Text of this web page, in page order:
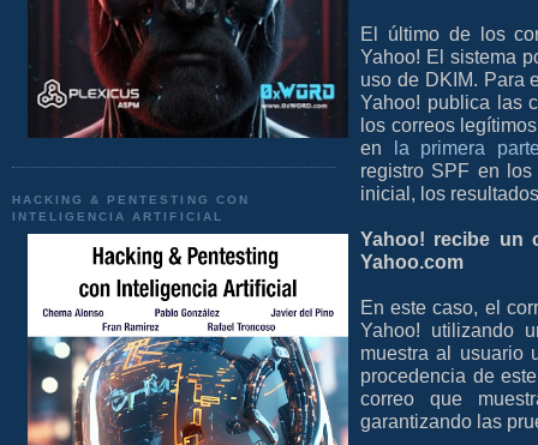
HACKING & PENTESTING CON
INTELIGENCIA ARTIFICIAL
El último de los
Yahoo! El sistema
uso de DKIM. Para
Yahoo! publica las
los correos
en la primera
registro SPF en
inicial, los
Yahoo! recibe un
Yahoo.com
En este caso, el
Yahoo! utilizando
muestra al usuario
procedencia de
correo que
garantizando las